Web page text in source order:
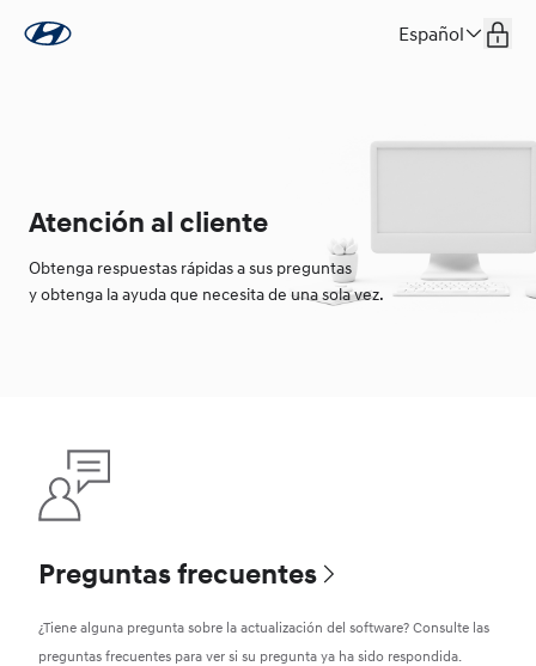
Español
Atención al cliente
Obtenga respuestas rápidas a sus preguntas
y obtenga la ayuda que necesita de una sola vez.
Preguntas frecuentes
¿Tiene alguna pregunta sobre la actualización del software? Consulte las
preguntas frecuentes para ver si su pregunta ya ha sido respondida.